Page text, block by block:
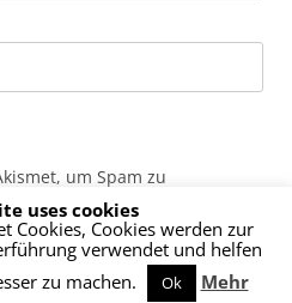
um Spam zu
Kommentardaten
von WordPress
uses cookies
Cookies, Cookies werden zur
verwendet und helfen
zu machen.
Ok
Mehr